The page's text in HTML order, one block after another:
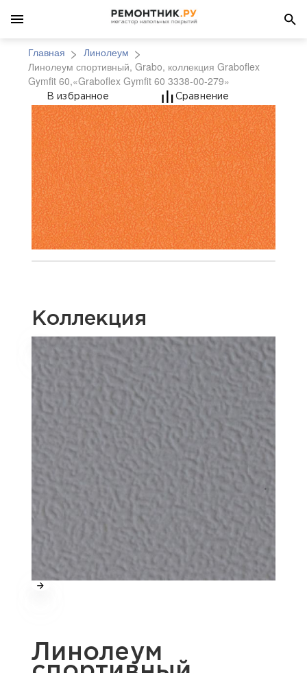
Главная
Линолеум
Линолеум спортивный, Grabo, коллекция Graboflex
Gymfit 60,«Graboflex Gymfit 60 3338-00-279»
Линолеум
В избранное Сравнение
Коллекция
Линолеум